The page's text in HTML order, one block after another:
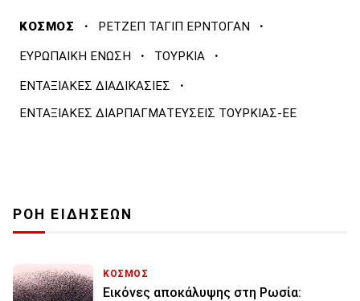
ΚΟΣΜΟΣ · ΡΕΤΖΕΠ ΤΑΓΙΠ ΕΡΝΤΟΓΑΝ ·
ΕΥΡΩΠΑΙΚΗ ΕΝΩΣΗ · ΤΟΥΡΚΙΑ ·
ΕΝΤΑΞΙΑΚΕΣ ΔΙΑΔΙΚΑΣΙΕΣ ·
ΕΝΤΑΞΙΑΚΕΣ ΔΙΑΡΠΑΓΜΑΤΕΥΣΕΙΣ ΤΟΥΡΚΙΑΣ-ΕΕ
ΡΟΗ ΕΙΔΗΣΕΩΝ
ΚΟΣΜΟΣ
Εικόνες αποκάλυψης στη Ρωσία: